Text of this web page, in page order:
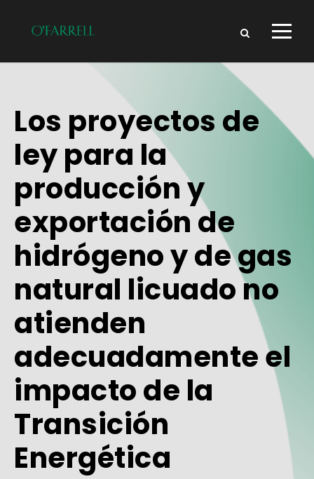
Los proyectos de
ley para la
producción y
exportación de
hidrógeno y de gas
natural licuado no
atienden
adecuadamente el
impacto de la
Transición
Energética